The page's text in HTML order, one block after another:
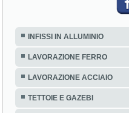
INFISSI IN ALLUMINIO
LAVORAZIONE FERRO
LAVORAZIONE ACCIAIO
TETTOIE E GAZEBI